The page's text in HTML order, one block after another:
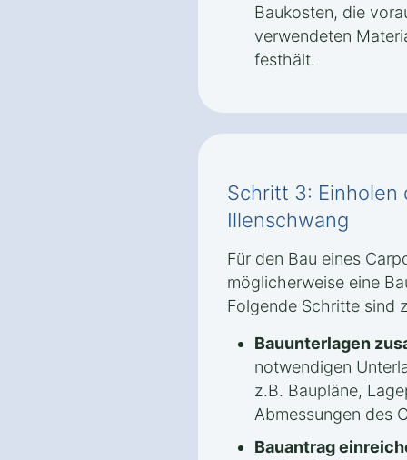
Baukosten, die
verwendeten
festhält.
Schritt 3: Einholen
Illenschwang
Für den Bau eines
möglicherweise eine
Folgende Schritte sind
Bauunterlagen
notwendigen
z.B. Baupläne,
Abmessungen des
Bauantrag